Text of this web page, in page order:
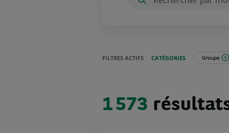
FILTRES ACTIFS CATÉGORIES Groupe
1 573
résultats
1 573